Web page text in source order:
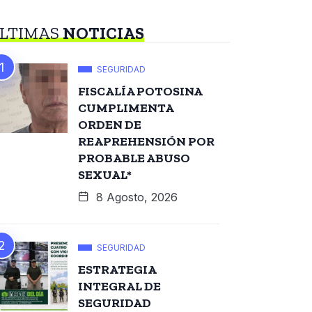
NOTICIAS
SEGURIDAD
FISCALÍA POTOSINA
CUMPLIMENTA
ORDEN DE
REAPREHENSIÓN POR
PROBABLE ABUSO
SEXUAL*
8 Agosto, 2026
SEGURIDAD
ESTRATEGIA
INTEGRAL DE
SEGURIDAD